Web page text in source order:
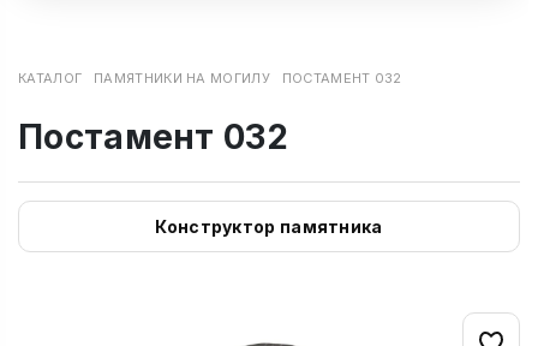
КАТАЛОГ ПАМЯТНИКИ НА МОГИЛУ ПОСТАМЕНТ 032
Постамент 032
Конструктор памятника